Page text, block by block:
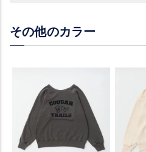
その他のカラー